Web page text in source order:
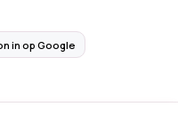
in op Google